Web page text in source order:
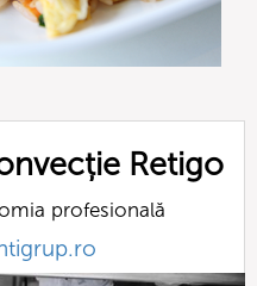
Retigo
profesională